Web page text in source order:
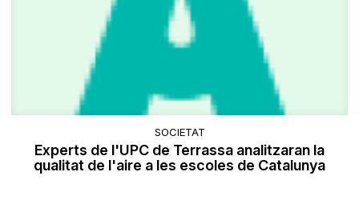
SOCIETAT
Experts de l'UPC de Terrassa analitzaran la
qualitat de l'aire a les escoles de Catalunya